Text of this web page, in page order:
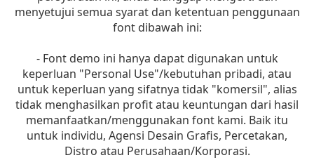
menyetujui semua syarat dan ketentuan penggunaan
font dibawah ini:
- Font demo ini hanya dapat digunakan untuk
keperluan "Personal Use"/kebutuhan pribadi, atau
untuk keperluan yang sifatnya tidak "komersil", alias
tidak menghasilkan profit atau keuntungan dari hasil
memanfaatkan/menggunakan font kami. Baik itu
untuk individu, Agensi Desain Grafis, Percetakan,
Distro atau Perusahaan/Korporasi.